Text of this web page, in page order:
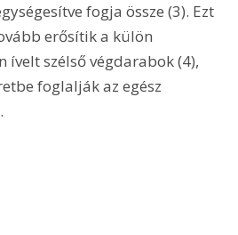
fogja össze (3). Ezt
erősítik a külön
ívelt szélső végdarabok (4),
foglalják az egész